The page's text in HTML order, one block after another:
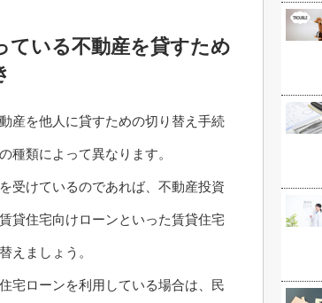
ている不動産を貸すため
産を他人に貸すための切り替え手続
種類によって異なります。
受けているのであれば、不動産投資
貸住宅向けローンといった賃貸住宅
えましょう。
宅ローンを利用している場合は、民